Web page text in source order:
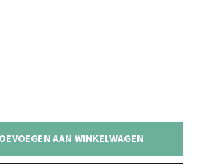
AAN WINKELWAGEN